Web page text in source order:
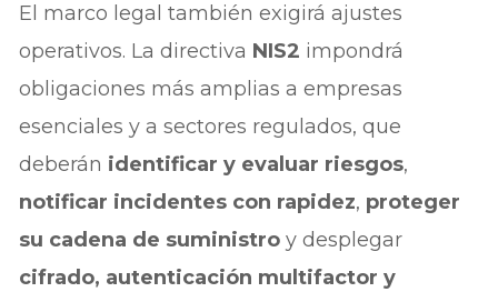
El marco legal también exigirá ajustes
operativos. La directiva NIS2 impondrá
obligaciones más amplias a empresas
esenciales y a sectores regulados, que
deberán identificar y evaluar riesgos,
notificar incidentes con rapidez, proteger
su cadena de suministro y desplegar
cifrado, autenticación multifactor y